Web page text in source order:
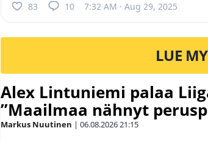
83 10 7:32 AM · Aug 29, 2025
LUE
Alex Lintuniemi palaa
”Maailmaa nähnyt
Markus Nuutinen | 06.08.202621:15